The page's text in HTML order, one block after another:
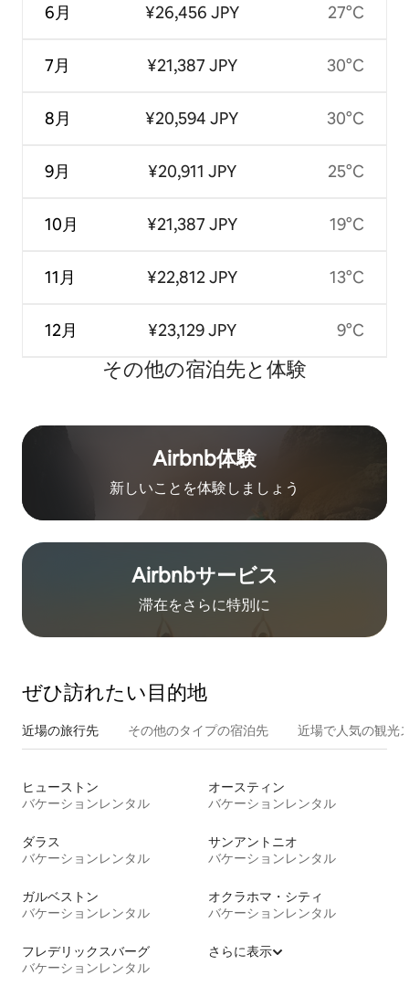
6月
7月
8月
9月
10月
11月
12月
¥26,456 JPY
¥21,387 JPY
¥20,594 JPY
¥20,911 JPY
¥21,387 JPY
¥22,812 JPY
¥23,129 JPY
27°C
30°C
30°C
25°C
19°C
13°C
9°C
その他の宿⁠泊⁠先と体⁠験
Airbnb体験
新しいことを体験しましょう
Airbnb⁠サ⁠ー⁠ビ⁠ス
滞在をさ⁠ら⁠に特⁠別⁠に
ぜひ訪⁠れ⁠た⁠い目⁠的⁠地
近場の旅行先 その他のタ⁠イ⁠プ⁠の宿⁠泊⁠先 近場で人気の観光
ヒューストン
バケーションレンタル
オースティン
バケーションレンタル
ダラス
バケーションレンタル
サンアントニオ
バケーションレンタル
ガルベストン
バケーションレンタル
オクラホマ・シティ
バケーションレンタル
フレデリックスバーグ
バケーションレンタル
さらに表示